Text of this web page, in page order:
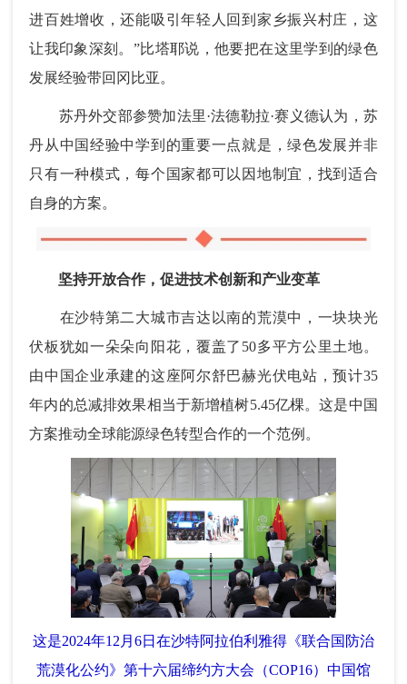
进百姓增收，还能吸引年轻人回到家乡振兴村庄，这
让我印象深刻。”比塔耶说，他要把在这里学到的绿色
发展经验带回冈比亚。
苏丹外交部参赞加法里·法德勒拉·赛义德认为，苏
丹从中国经验中学到的重要一点就是，绿色发展并非
只有一种模式，每个国家都可以因地制宜，找到适合
自身的方案。
坚持开放合作，促进技术创新和产业变革
在沙特第二大城市吉达以南的荒漠中，一块块光
伏板犹如一朵朵向阳花，覆盖了50多平方公里土地。
由中国企业承建的这座阿尔舒巴赫光伏电站，预计35
年内的总减排效果相当于新增植树5.45亿棵。这是中国
方案推动全球能源绿色转型合作的一个范例。
这是2024年12月6日在沙特阿拉伯利雅得《联合国防治
荒漠化公约》第十六届缔约方大会（COP16）中国馆